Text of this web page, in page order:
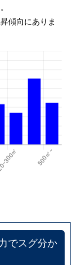
傾向にありま
でスグ分か